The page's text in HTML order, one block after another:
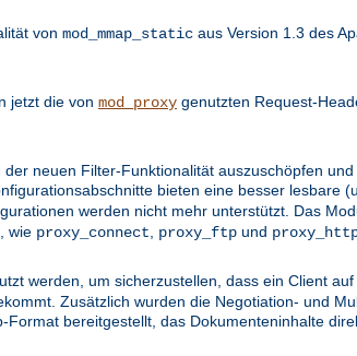
von mod_mmap_static aus Version 1.3 des
jetzt die von mod_proxy genutzten Request-
neuen Filter-Funktionalität auszuschöpfen
bieten eine besser lesbare
werden nicht mehr unterstützt. Das
wie proxy_connect proxy_ftp und
werden, um sicherzustellen, dass ein Client
Zusätzlich wurden die Negotiation- und
bereitgestellt, das Dokumenteninhalte